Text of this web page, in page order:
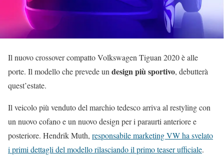
Il nuovo crossover compatto Volkswagen Tiguan 2020 è alle
porte. Il modello che prevede undesign più sportivo, debutterà
quest’estate.
Il veicolo più venduto del marchio tedesco arriva al restyling con
un nuovo cofano e un nuovo design per i paraurti anteriore e
posteriore. Hendrik Muth, responsabile marketing VW ha svelato
i primi dettagli del modello rilasciando il primo teaser ufficiale.